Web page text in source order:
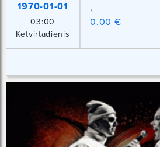
1970-01-01
03:00
Ketvirtadienis
,
0.00 €